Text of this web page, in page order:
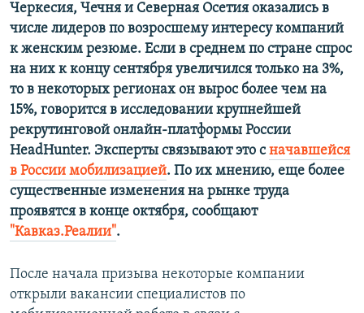
Черкесия, Чечня и Северная Осетия оказались в
числе лидеров по возросшему интересу компаний
к женским резюме. Если в среднем по стране спрос
на них к концу сентября увеличился только на 3%,
то в некоторых регионах он вырос более чем на
15%, говорится в исследовании крупнейшей
рекрутинговой онлайн-платформы России
HeadHunter. Эксперты связывают это сначавшейся
в России мобилизацией. По их мнению, еще более
существенные изменения на рынке труда
проявятся в конце октября, сообщают
"Кавказ.Реалии".
После начала призыва некоторые компании
открыли вакансии специалистов по